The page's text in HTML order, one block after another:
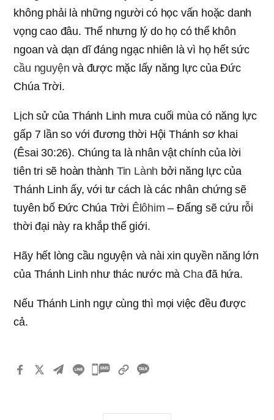
không phải là những người có học vấn hoặc danh
vọng cao đâu. Thế nhưng lý do họ có thể khôn
ngoan và dạn dĩ đáng ngạc nhiên là vì họ hết sức
cầu nguyện và được mặc lấy năng lực của Đức
Chúa Trời.
Lịch sử của Thánh Linh mưa cuối mùa có năng lực
gấp 7 lần so với đương thời Hội Thánh sơ khai
(Êsai 30:26). Chúng ta là nhân vật chính của lời
tiên tri sẽ hoàn thành Tin Lành bởi năng lực của
Thánh Linh ấy, với tư cách là các nhân chứng sẽ
tuyên bố Đức Chúa Trời Êlôhim – Đấng sẽ cứu rỗi
thời đại này ra khắp thế giới.
Hãy hết lòng cầu nguyện và nài xin quyền năng lớn
của Thánh Linh như thác nước mà Chađã hứa.
Nếu Thánh Linh ngự cùng thì mọi việc đều được
cả.
카
톡